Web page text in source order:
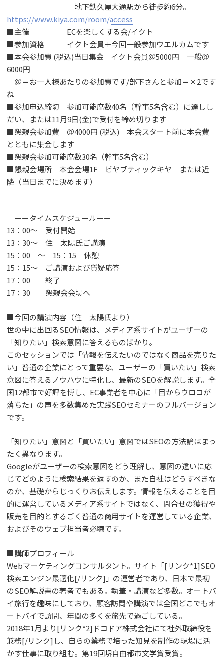
地下鉄久屋大通駅から徒歩約6分。
https://www.kiya.com/room/access
■主催 ECを楽しくする会/イクト
■参加資格 イクト会員＋今回一般参加ウエルカムです
■本会参加費 (税込)当日集金 イクト会員＠5000円 一般＠
6000円
＠＝お一人様あたりの参加費です/部下さんと参加＝×2です
ね
■参加申込締切 参加可能席数40名（幹事5名含む）に達しし
だい、または11月9日(金)で受付を締め切ります
■懇親会参加費 ＠4000円 (税込) 本会スタート前に本会費
とともに集金します
■懇親会参加可能席数30名（幹事5名含む）
■懇親会場所 本会会場1F ビヤブティックキヤ または近
隣（当日までに決めます）
ーータイムスケジュールーー
13：00〜 受付開始
13：30〜 住 太陽氏ご講演
15：00 〜 15：15 休憩
15：15〜 ご講演および質疑応答
17：00 終了
17：30 懇親会会場へ
■今回の講演内容（住 太陽氏より）
世の中に出回るSEO情報は、メディア系サイトがユーザーの
「知りたい」検索意図に答えるものばかり。
このセッションでは「情報を伝えたいのではなく商品を売りた
い」普通の企業にとって重要な、ユーザーの「買いたい」検索
意図に答えるノウハウに特化し、最新のSEOを解説します。全
国12都市で好評を博し、EC事業者を中心に「目からウロコが
落ちた」の声を多数集めた実践SEOセミナーのフルバージョン
です。
「知りたい」意図と「買いたい」意図ではSEOの方法論はまっ
たく異なります。
Googleがユーザーの検索意図をどう理解し、意図の違いに応
じてどのように検索結果を返すのか、また自社はどうすべきな
のか、基礎からじっくりお伝えします。情報を伝えることを目
的に運営しているメディア系サイトではなく、問合せの獲得や
販売を目的とするごく普通の商用サイトを運営している企業、
およびそのウェブ担当者必聴です。
■講師プロフィール
Webマーケティングコンサルタント。サイト「[リンク*1]SEO
検索エンジン最適化[/リンク]」の運営者であり、日本で最初
のSEO解説書の著者でもある。執筆・講演など多数。オートバ
イ旅行を趣味にしており、顧客訪問や講演では全国どこでもオ
ートバイで訪問、年間の多くを旅先で過ごしている。
2018年1月より[リンク*2]ドコドア株式会社にて社外取締役を
兼務[/リンク]し、自らの業務で培った知見を制作の現場に活
かす仕事に取り組む。第19回堺自由都市文学賞受賞。